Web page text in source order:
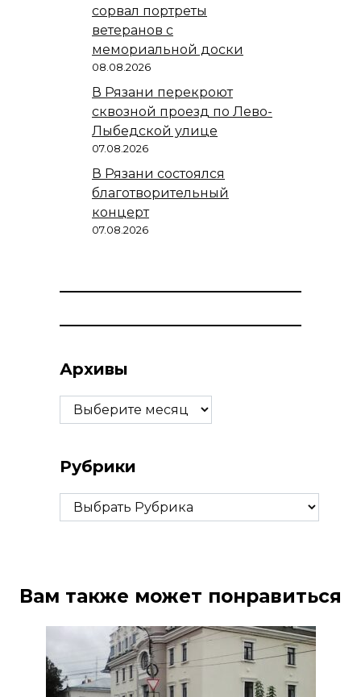
сорвал портреты
ветеранов с
мемориальной доски
08.08.2026
В Рязани перекроют
сквозной проезд по Лево-
Лыбедской улице
07.08.2026
В Рязани состоялся
благотворительный
концерт
07.08.2026
Архивы
Архивы
Рубрики
Рубрики
Вам также может понравиться